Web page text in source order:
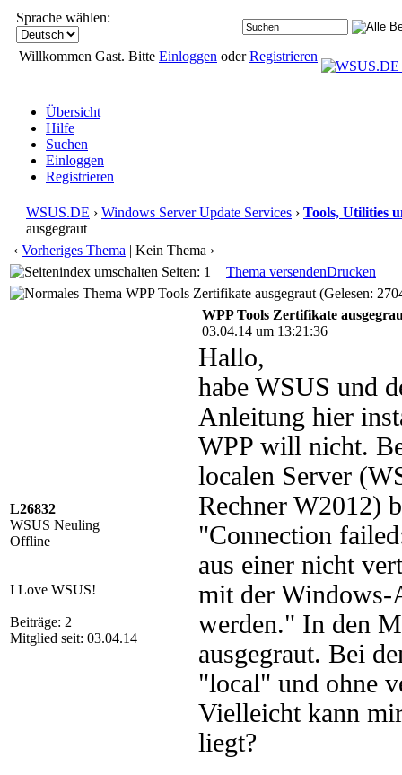
Sprache wählen:
Willkommen Gast. Bitte Einloggen oderRegistrieren
Übersicht
Hilfe
Suchen
Einloggen
Registrieren
WSUS.DE › Windows Server Update Services › Tools, Utilities
ausgegraut
‹ Vorheriges Thema | Kein Thema ›
Seiten: 1
Thema versendenDrucken
WPP Tools Zertifikate ausgegraut (Gelesen:
L26832
WSUS Neuling
Offline
I Love WSUS!
Beiträge: 2
Mitglied seit: 03.04.14
WPP Tools Zertifikate
03.04.14 um 13:21:36
Hallo,
habe WSUS und
Anleitung hier
WPP will nicht.
localen Server
Rechner W2012)
"Connection
aus einer nicht
mit der Windows-
werden." In den
ausgegraut. Bei
"local" und ohne
Vielleicht kann
liegt?